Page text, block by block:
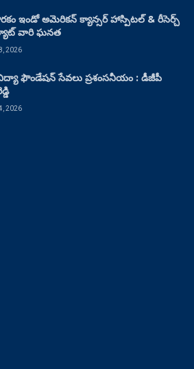
ఇండో అమెరికన్ క్యాన్సర్ హాస్పిటల్ & రీసెర్చ్
వారి ఘనత
2026
ఫౌండేషన్ సేవలు ప్రశంసనీయం : డీజీపీ
2026